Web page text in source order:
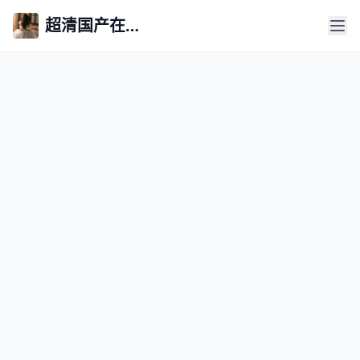
超清国产在线永久